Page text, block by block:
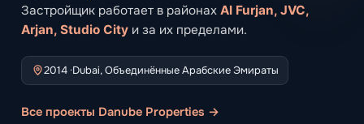
Застройщик работает в районах Al Furjan, JVC,
Arjan, Studio City и за их пределами.
2014 ·Dubai, Объединённые Арабские Эмираты
Все проекты Danube Properties →